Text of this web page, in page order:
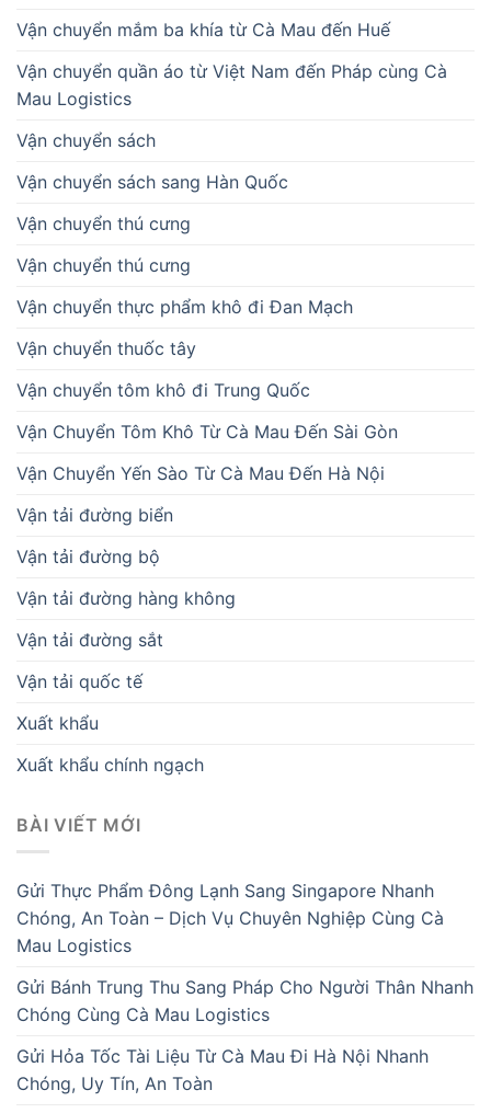
Vận chuyển mắm ba khía từ Cà Mau đến Huế
Vận chuyển quần áo từ Việt Nam đến Pháp cùng Cà
Mau Logistics
Vận chuyển sách
Vận chuyển sách sang Hàn Quốc
Vận chuyển thú cưng
Vận chuyển thú cưng
Vận chuyển thực phẩm khô đi Đan Mạch
Vận chuyển thuốc tây
Vận chuyển tôm khô đi Trung Quốc
Vận Chuyển Tôm Khô Từ Cà Mau Đến Sài Gòn
Vận Chuyển Yến Sào Từ Cà Mau Đến Hà Nội
Vận tải đường biển
Vận tải đường bộ
Vận tải đường hàng không
Vận tải đường sắt
Vận tải quốc tế
Xuất khẩu
Xuất khẩu chính ngạch
BÀI VIẾT MỚI
Gửi Thực Phẩm Đông Lạnh Sang Singapore Nhanh
Chóng, An Toàn – Dịch Vụ Chuyên Nghiệp Cùng Cà
Mau Logistics
Gửi Bánh Trung Thu Sang Pháp Cho Người Thân Nhanh
Chóng Cùng Cà Mau Logistics
Gửi Hỏa Tốc Tài Liệu Từ Cà Mau Đi Hà Nội Nhanh
Chóng, Uy Tín, An Toàn